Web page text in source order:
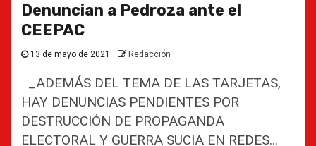
Denuncian a Pedroza ante el
CEEPAC
13 de mayo de 2021 Redacción
_ADEMÁS DEL TEMA DE LAS TARJETAS,
HAY DENUNCIAS PENDIENTES POR
DESTRUCCIÓN DE PROPAGANDA
ELECTORAL Y GUERRA SUCIA EN REDES...